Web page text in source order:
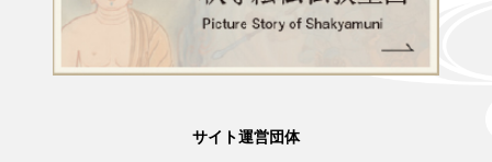
サイト運営団体